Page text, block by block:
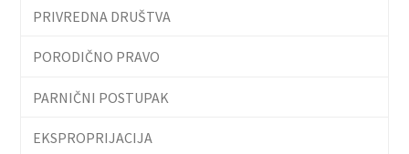
PRIVREDNA DRUŠTVA
PORODIČNO PRAVO
PARNIČNI POSTUPAK
EKSPROPRIJACIJA